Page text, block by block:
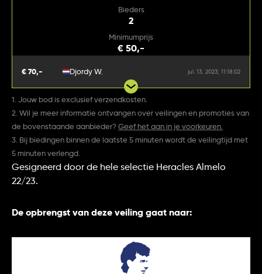
Bieders
2
Minimumprijs
€ 50,-
€ 70,- Djordy W. jul. 13, 2023; 11:18:02
1. Jouw bod is exclusief verzendkosten.
2. Wil je meer informatie ontvangen over veilingen en promoties van
de bovenstaande aanbieder?Geef het aan in je voorkeuren.
3. Bij biedingen binnen de laatste 5 minuten wordt de veilingtijd met
5 minuten verlengd.
Gesigneerd door de hele selectie Heracles Almelo
22/23.
De opbrengst van deze veiling gaat naar: